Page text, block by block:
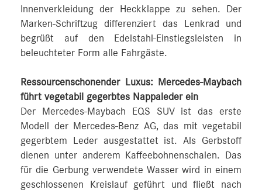
Innenverkleidung der Heckklappe zu sehen. Der
Marken-Schriftzug differenziert das Lenkrad und
begrüßt auf den Edelstahl-Einstiegsleisten in
beleuchteter Form alle Fahrgäste.
Ressourcenschonender Luxus: Mercedes-Maybach
führt vegetabil gegerbtes Nappaleder ein
Der Mercedes-Maybach EQS SUV ist das erste
Modell der Mercedes-Benz AG, das mit vegetabil
gegerbtem Leder ausgestattet ist. Als Gerbstoff
dienen unter anderem Kaffeebohnenschalen. Das
für die Gerbung verwendete Wasser wird in einem
geschlossenen Kreislauf geführt und fließt nach